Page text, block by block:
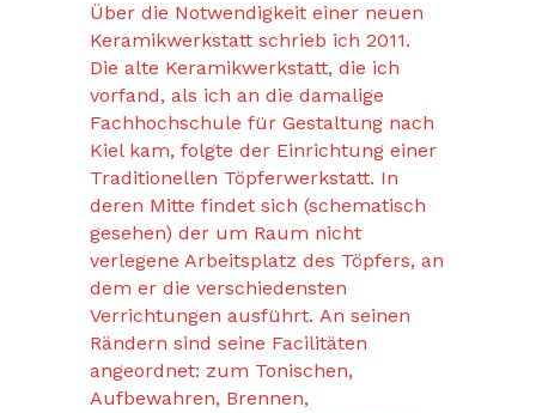
Über die Notwendigkeit einer neuen
Keramikwerkstatt schrieb ich 2011.
Die alte Keramikwerkstatt, die ich
vorfand, als ich an die damalige
Fachhochschule für Gestaltung nach
Kiel kam, folgte der Einrichtung einer
Traditionellen Töpferwerkstatt. In
deren Mitte findet sich (schematisch
gesehen) der um Raum nicht
verlegene Arbeitsplatz des Töpfers, an
dem er die verschiedensten
Verrichtungen ausführt. An seinen
Rändern sind seine Facilitäten
angeordnet: zum Tonischen,
Aufbewahren, Brennen,